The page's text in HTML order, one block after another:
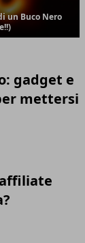
un Buco Nero
gadget e
mettersi